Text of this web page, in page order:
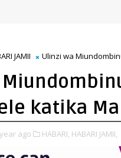
JAMII Ulinzi wa
katika
ago HABARI, HABARI JAMII,